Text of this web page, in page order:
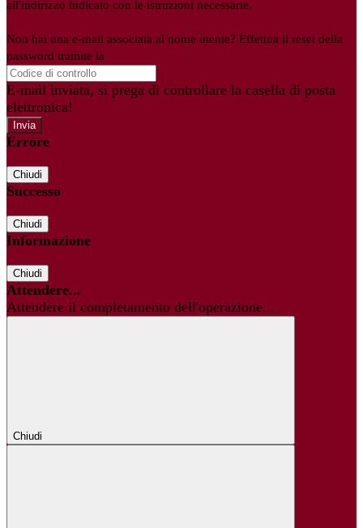
all'indirizzo indicato con le istruzioni necessarie.
Non hai una e-mail associata al nome utente? Effettua il reset della
password tramite la
E-mail inviata, si prega di controllare la casella di posta
elettronica!
Errore
Chiudi
Successo
Chiudi
Informazione
Chiudi
Attendere...
Attendere il completamento dell'operazione...
Chiudi